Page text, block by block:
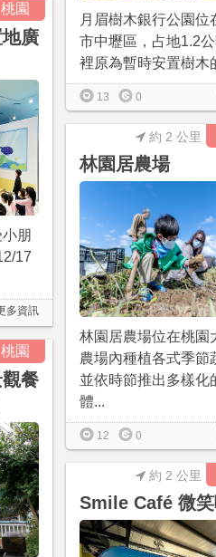
月眉樹木銀行公園位
市中壢區，占地1.2
裡原為暫時安置樹木
13 0
桃園
廣
朋
17
多資訊
約 2 公里
林園居農場
林園居農場位在桃園
農場內種植各式季節
並依時節推出多樣化
體...
12 0
桃園
餐
約 2 公里
Smile Café 微